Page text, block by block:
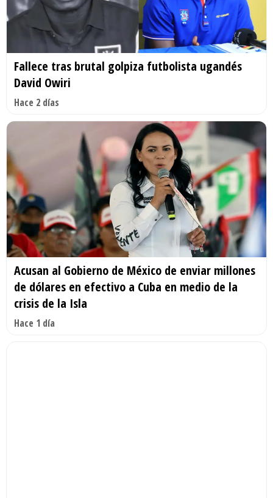
Fallece tras brutal golpiza futbolista ugandés
David Owiri
Hace 2 días
Acusan al Gobierno de México de enviar millones
de dólares en efectivo a Cuba en medio de la
crisis de la Isla
Hace 1 día